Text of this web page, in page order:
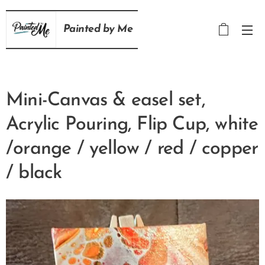
Painted byMe
Mini-Canvas & easel set,
Acrylic Pouring, Flip Cup, white
/orange / yellow / red / copper
/ black